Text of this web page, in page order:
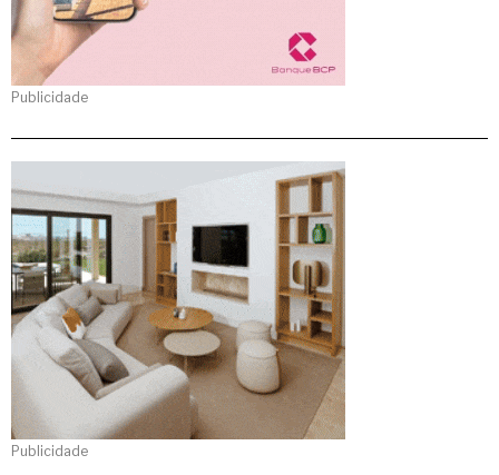
Publicidade
Publicidade